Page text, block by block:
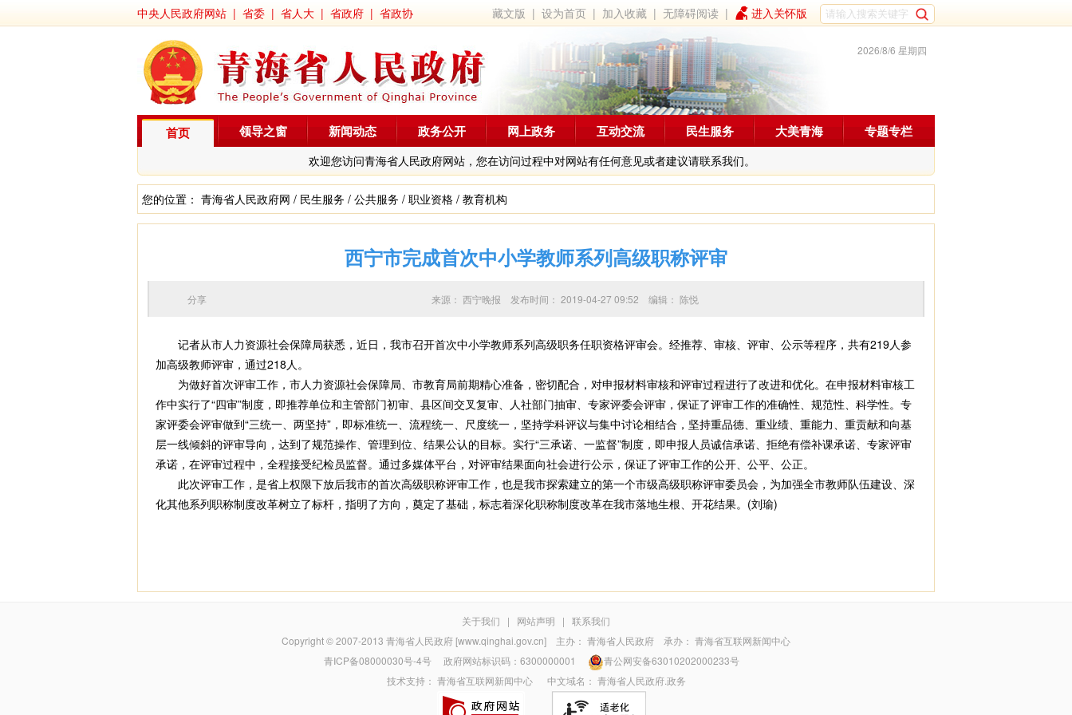
中央人民政府网站 | 省委 | 省人大 | 省政府 | 省政协 藏文版 |设为首页 | 加入收藏 |无障碍阅读 | 进入关怀版
2026/8/6 星期四
首页
欢迎您访问青海省人民政府网站，您在访问过程中对网站有任何意见或者建议请联系我们。
领导之窗 新闻动态 政务公开 网上政务 互动交流 民生服务 大美青海 专题专栏
您的位置： 青海省人民政府网 / 民生服务 / 公共服务 / 职业资格 / 教育机构
西宁市完成首次中小学教师系列高级职称评审
来源： 西宁晚报 发布时间： 2019-04-27 09:52 编辑： 陈悦
分享
记者从市人力资源社会保障局获悉，近日，我市召开首次中小学教师系列高级职务任职资格评审会。经推荐、审核、评审、公示等程序，共有219人参
加高级教师评审，通过218人。
为做好首次评审工作，市人力资源社会保障局、市教育局前期精心准备，密切配合，对申报材料审核和评审过程进行了改进和优化。在申报材料审核工
作中实行了“四审”制度，即推荐单位和主管部门初审、县区间交叉复审、人社部门抽审、专家评委会评审，保证了评审工作的准确性、规范性、科学性。专
家评委会评审做到“三统一、两坚持”，即标准统一、流程统一、尺度统一，坚持学科评议与集中讨论相结合，坚持重品德、重业绩、重能力、重贡献和向基
层一线倾斜的评审导向，达到了规范操作、管理到位、结果公认的目标。实行“三承诺、一监督”制度，即申报人员诚信承诺、拒绝有偿补课承诺、专家评审
承诺，在评审过程中，全程接受纪检员监督。通过多媒体平台，对评审结果面向社会进行公示，保证了评审工作的公开、公平、公正。
此次评审工作，是省上权限下放后我市的首次高级职称评审工作，也是我市探索建立的第一个市级高级职称评审委员会，为加强全市教师队伍建设、深
化其他系列职称制度改革树立了标杆，指明了方向，奠定了基础，标志着深化职称制度改革在我市落地生根、开花结果。(刘瑜)
关于我们 | 网站声明 | 联系我们
Copyright © 2007-2013 青海省人民政府 [www.qinghai.gov.cn] 主办： 青海省人民政府 承办： 青海省互联网新闻中心
青ICP备08000030号-4号政府网站标识码：6300000001
青公网安备63010202000233号
技术支持： 青海省互联网新闻中心中文域名： 青海省人民政府.政务